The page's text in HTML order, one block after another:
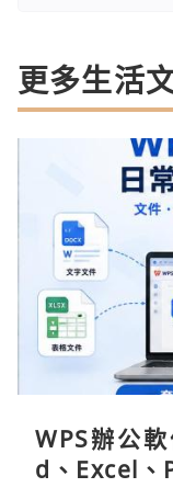
更多生活
WPS辦公
d、Excel、